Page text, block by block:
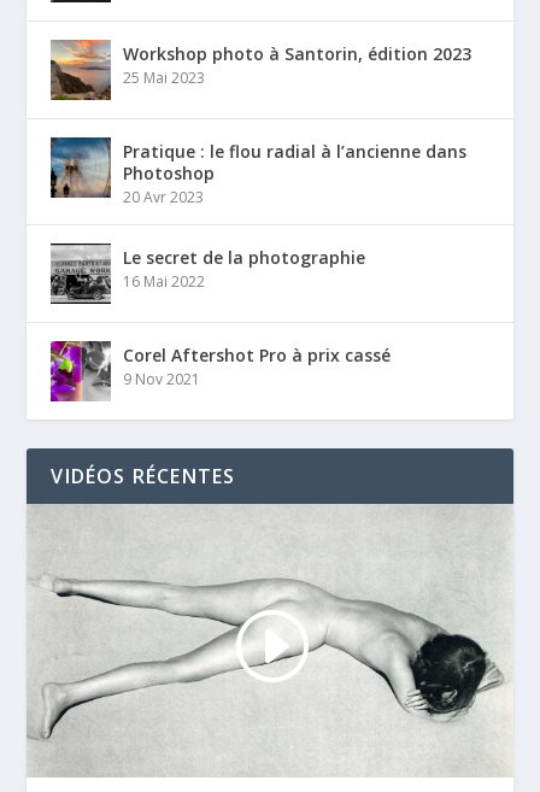
Workshop photo à Santorin, édition 2023
25 Mai 2023
Pratique : le flou radial à l’ancienne dans
Photoshop
20 Avr 2023
Le secret de la photographie
16 Mai 2022
Corel Aftershot Pro à prix cassé
9 Nov 2021
VIDÉOS RÉCENTES